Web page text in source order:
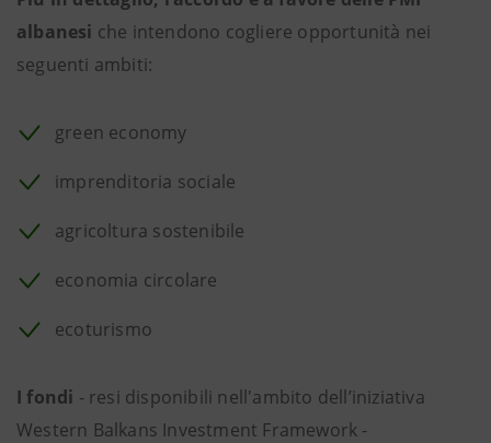
albanesi che intendono cogliere opportunità nei
seguenti ambiti:
green economy
imprenditoria sociale
agricoltura sostenibile
economia circolare
ecoturismo
I fondi - resi disponibili nell'ambito dell’iniziativa
Western Balkans Investment Framework -